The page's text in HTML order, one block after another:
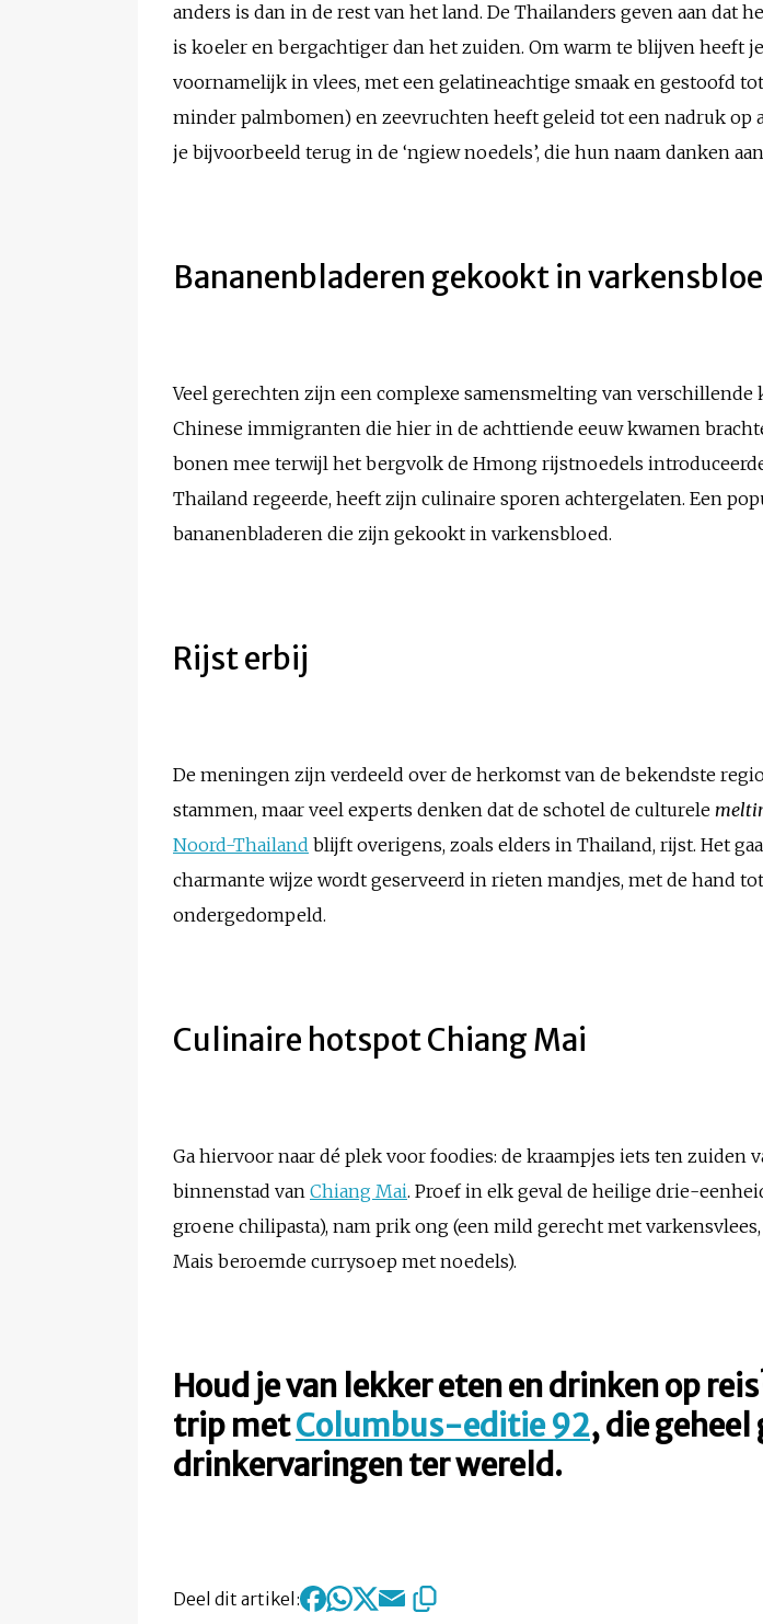
anders is dan in de rest van het land. De Thailanders geven aan dat
is koeler en bergachtiger dan het zuiden. Om warm te blijven heeft
voornamelijk in vlees, met een gelatineachtige smaak en gestoofd
minder palmbomen) en zeevruchten heeft geleid tot een nadruk
je bijvoorbeeld terug in de ‘ngiew noedels’, die hun naam danken
Bananenbladeren gekookt in
Veel gerechten zijn een complexe samensmelting van
Chinese immigranten die hier in de achttiende eeuw kwamen
bonen mee terwijl het bergvolk de Hmong rijstnoedels
Thailand regeerde, heeft zijn culinaire sporen achtergelaten. Een
bananenbladeren die zijn gekookt in varkensbloed.
Rijst erbij
De meningen zijn verdeeld over de herkomst van de bekendste
stammen, maar veel experts denken dat de schotel de culturele
Noord-Thailand blijft overigens, zoals elders in Thailand, rijst. Het
charmante wijze wordt geserveerd in rieten mandjes, met de hand
ondergedompeld.
Culinaire hotspot Chiang Mai
Ga hiervoor naar dé plek voor foodies: de kraampjes iets ten zuiden
binnenstad van Chiang Mai. Proef in elk geval de heilige drie-
groene chilipasta), nam prik ong (een mild gerecht met
Mais beroemde currysoep met noedels).
Houd je van lekker eten en drinken op
trip metColumbus-editie 92, die
drinkervaringen ter wereld.
Deel dit artikel: